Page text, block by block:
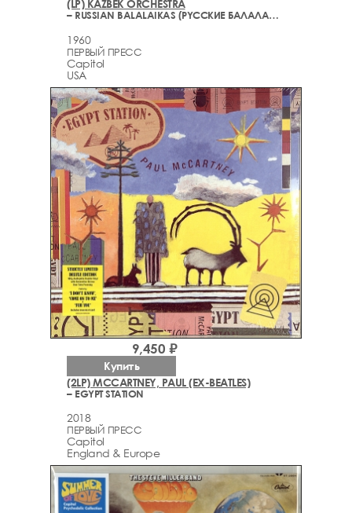
(LP) KAZBEK ORCHESTRA
– RUSSIAN BALALAIKAS (РYCCКИE БАЛAЛAЙКИ)
1960
ПЕРВЫЙ ПРЕСС
Capitol
USA
(2LP) MCCARTNEY, PAUL (EX-BEATLES)
– EGYPT STATION
2018
ПЕРВЫЙ ПРЕСС
Capitol
England & Europe
9,450 ₽
Купить